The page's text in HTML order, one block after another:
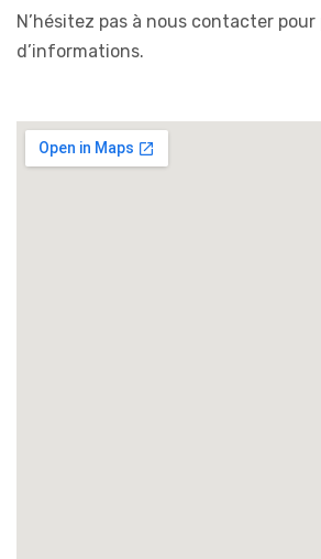
N’hésitez pas à nous contacter pour
d’informations.